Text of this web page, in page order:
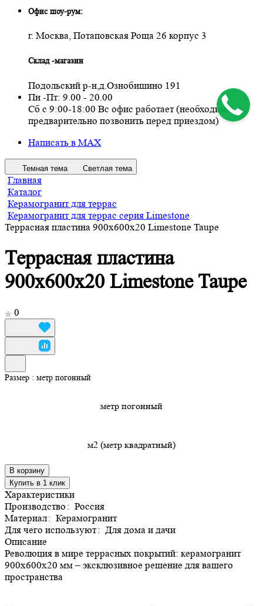
Офис шоу-рум:
г. Москва, Потаповская Роща 26 корпус 3
Склад -магазин
Подольский р-н,д.Ознобишино 191
Пн -Пт: 9.00 - 20.00
Сб с 9:00-18:00 Вс офис работает (необходимо
предварительно позвонить перед приездом)
Написать в MAX
Темная тема Светлая тема
Главная
Каталог
Керамогранит для террас
Керамогранит для террас серия Limestone
Террасная пластина 900х600х20 Limestone Taupe
Террасная пластина
900х600х20 Limestone Taupe
0
Размер : метр погонный
метр погонный
м2 (метр квадратный)
В корзину
Купить в 1 клик
Характеристики
Производство: Россия
Материал: Керамогранит
Для чего используют: Для дома и дачи
Описание
Революция в мире террасных покрытий: керамогранит
900х600х20 мм – эксклюзивное решение для вашего
пространства